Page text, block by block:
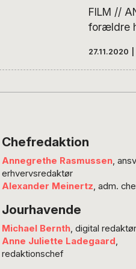
FILM //
forældre
selv er
har det
27.11.2020
Chefredaktion
Annegrethe Rasmussen,
erhvervsredaktør
Alexander Meinertz, adm.
Jourhavende
Michael Bernth, digital redaktør
Anne Juliette Ladegaard,
redaktionschef